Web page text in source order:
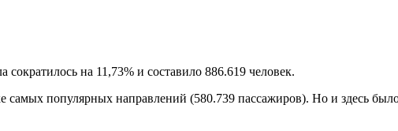
на 11,73% и составило 886.619 человек.
самых популярных направлений (580.739 пассажиров). Но и здесь